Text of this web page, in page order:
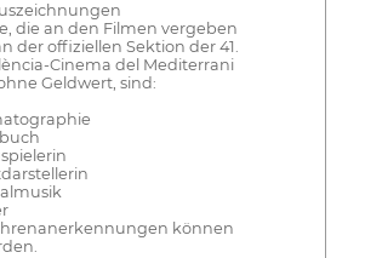
die an den Filmen vergeben
der offiziellen Sektion der 41.
Cinema del Mediterrani
Geldwert, sind:
können